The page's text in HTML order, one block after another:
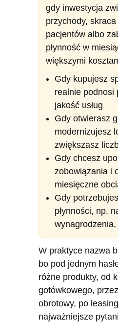
gdy inwestycja
przychody,
pacjentów albo
płynność w
większymi
Gdy kupujesz
realnie podnosi
jakość usług
Gdy otwierasz
modernizujesz
zwiększasz
Gdy chcesz
zobowiązania i
miesięczne
Gdy
płynności, np.
wynagrodzenia,
W praktyce nazwa
bo pod jednym
różne produkty, od
gotówkowego,
obrotowy, po
najważniejsze